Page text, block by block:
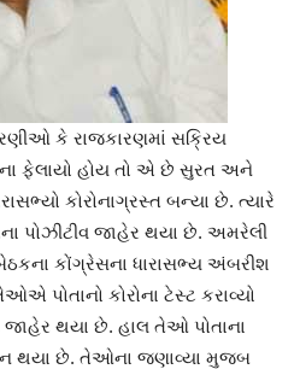
કે રાજકારણમાં સક્રિય
ફેલાયો હોય તો એ છે સુરત અને
કોરોનાગ્રસ્ત બન્યા છે. ત્યારે
પોઝીટીવ જાહેર થયા છે. અમરેલી
કોંગ્રેસના ધારાસભ્ય અંબરીશ
પોતાનો કોરોના ટેસ્ટ કરાવ્યો
થયા છે. હાલ તેઓ પોતાના
થયા છે. તેઓના જણાવ્યા મુજબ